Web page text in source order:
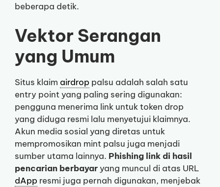
beberapa detik.
Vektor Serangan
yang Umum
Situs klaim airdrop palsu adalah salah satu
entry point yang paling sering digunakan:
pengguna menerima link untuk token drop
yang diduga resmi lalu menyetujui klaimnya.
Akun media sosial yang diretas untuk
mempromosikan mint palsu juga menjadi
sumber utama lainnya. Phishing link di hasil
pencarian berbayar yang muncul di atas URL
dApp resmi juga pernah digunakan, menjebak